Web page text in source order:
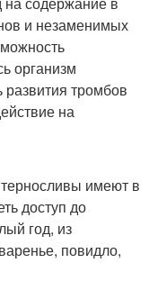
и незаменимых
организм
тромбов
на
имеют в
доступ до
год, из
повидло,